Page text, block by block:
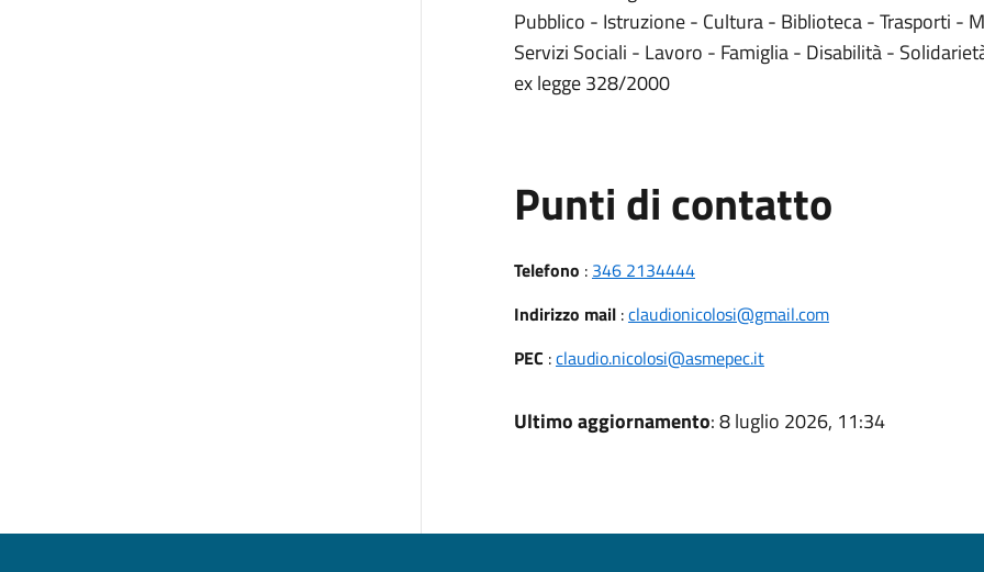
Pubblico - Istruzione - Cultura - Biblioteca - Trasporti -
Servizi Sociali - Lavoro - Famiglia - Disabilità -
ex legge 328/2000
Punti di contatto
Telefono : 346 2134444
Indirizzo mail:claudionicolosi@gmail.com
PEC :claudio.nicolosi@asmepec.it
Ultimo aggiornamento: 8 luglio 2026, 11:34